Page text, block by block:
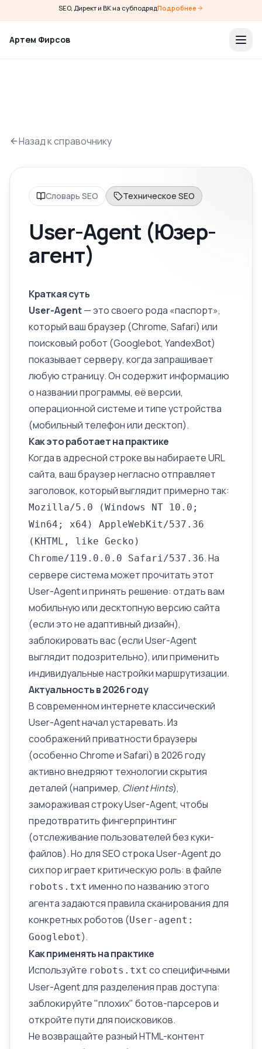
SEO, Директ и ВК на субподрядПодробнее
Артем Фирсов
Назад к справочнику
Словарь SEO Техническое SEO
User-Agent (Юзер-
агент)
Краткая суть
User-Agent— это своего рода «паспорт»,
который ваш браузер (Chrome, Safari) или
поисковый робот (Googlebot, YandexBot)
показывает серверу, когда запрашивает
любую страницу. Он содержит информацию
о названии программы, её версии,
операционной системе и типе устройства
(мобильный телефон или десктоп).
Как это работает на практике
Когда в адресной строке вы набираете URL
сайта, ваш браузер негласно отправляет
заголовок, который выглядит примерно так:
Mozilla/5.0 (Windows NT 10.0;
Win64; x64) AppleWebKit/537.36
(KHTML, like Gecko)
Chrome/119.0.0.0 Safari/537.36. На
сервере система может прочитать этот
User-Agent и принять решение: отдать вам
мобильную или десктопную версию сайта
(если это неадаптивный дизайн),
заблокировать вас (если User-Agent
выглядит подозрительно), или применить
индивидуальные настройки маршрутизации.
Актуальность в 2026 году
В современном интернете классический
User-Agent начал устаревать. Из
соображений приватности браузеры
(особенно Chrome и Safari) в 2026 году
активно внедряют технологии скрытия
деталей (например, Client Hints),
замораживая строку User-Agent, чтобы
предотвратить фингерпринтинг
(отслеживание пользователей без куки-
файлов). Но дляSEOстрока User-Agent до
сих пор играет критическую роль: в файле
robots.txt именно по названию этого
агента задаются правила сканирования для
конкретных роботов (User-agent:
Googlebot).
Как применять на практике
Используйте robots.txt со специфичными
User-Agent для разделения прав доступа:
заблокируйте "плохих" ботов-парсеров и
откройте пути для поисковиков.
Не возвращайте разный HTML-контент